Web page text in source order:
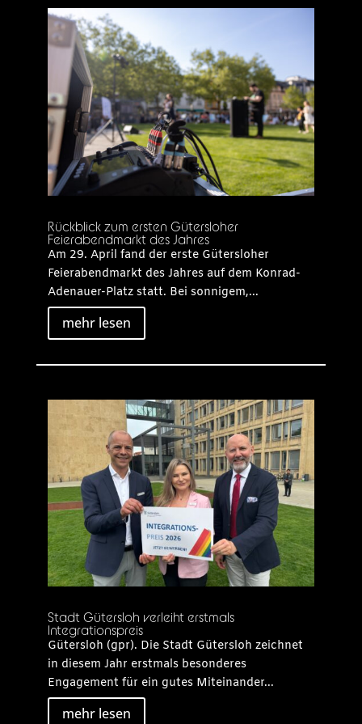
Rückblick zum ersten Gütersloher
Feierabendmarkt des Jahres
Am 29. April fand der erste Gütersloher
Feierabendmarkt des Jahres auf dem Konrad-
Adenauer-Platz statt. Bei sonnigem,...
mehr lesen
Stadt Gütersloh verleiht erstmals
Integrationspreis
Gütersloh (gpr). Die Stadt Gütersloh zeichnet
in diesem Jahr erstmals besonderes
Engagement für ein gutes Miteinander...
mehr lesen